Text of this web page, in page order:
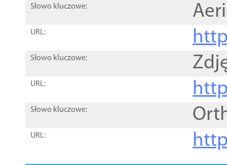
Słowo kluczowe:
URL:
Słowo kluczowe:
URL:
Słowo kluczowe:
URL: